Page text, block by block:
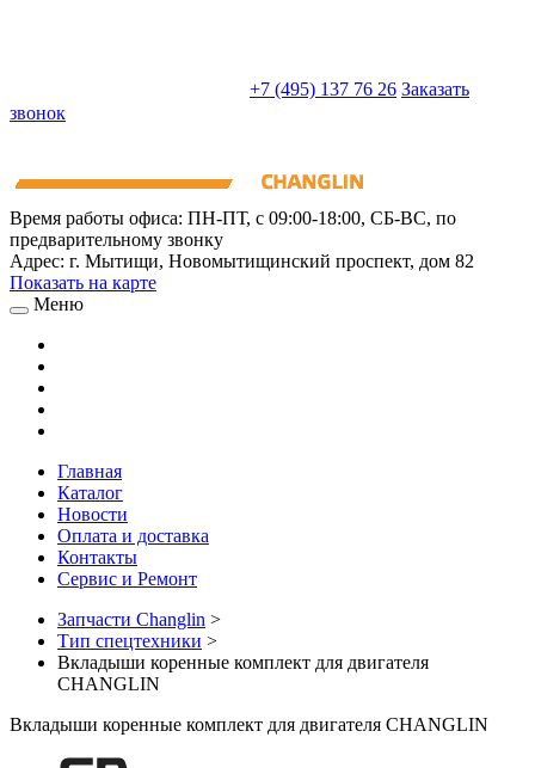
+7 (495) 137 76 26 Заказать
звонок
Время работы офиса: ПН-ПТ, с 09:00-18:00, СБ-ВС, по
предварительному звонку
Адрес: г. Мытищи, Новомытищинский проспект, дом 82
Показать на карте
Меню
Главная
Каталог
Новости
Оплата и доставка
Контакты
Сервис и Ремонт
Запчасти Changlin >
Тип спецтехники >
Вкладыши коренные комплект для двигателя
CHANGLIN
Вкладыши коренные комплект для двигателя CHANGLIN